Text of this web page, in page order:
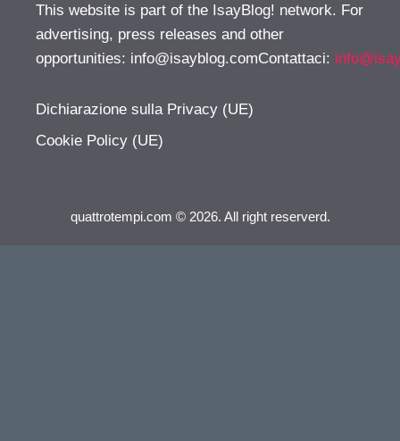
This website is part of the IsayBlog! network. For
advertising, press releases and other
opportunities: info@isayblog.comContattaci:
Dichiarazione sulla Privacy (UE)
Cookie Policy (UE)
quattrotempi.com © 2026. All right reserverd.